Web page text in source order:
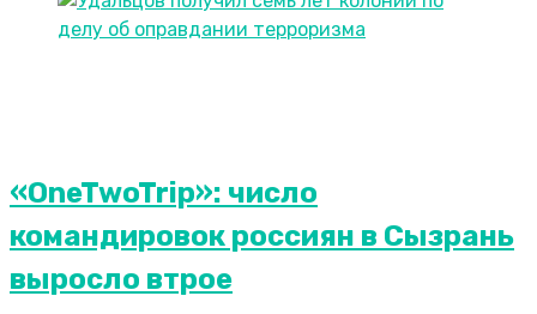
«OneTwoTrip»: число
командировок россиян в Сызрань
выросло втрое